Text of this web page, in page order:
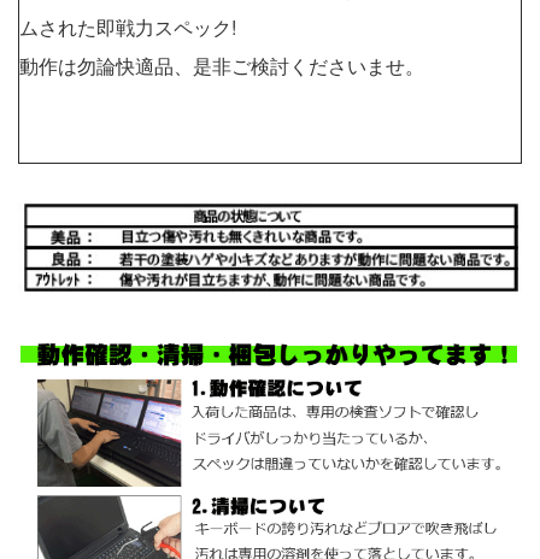
ムされた即戦力スペック!
動作は勿論快適品、是非ご検討くださいませ。